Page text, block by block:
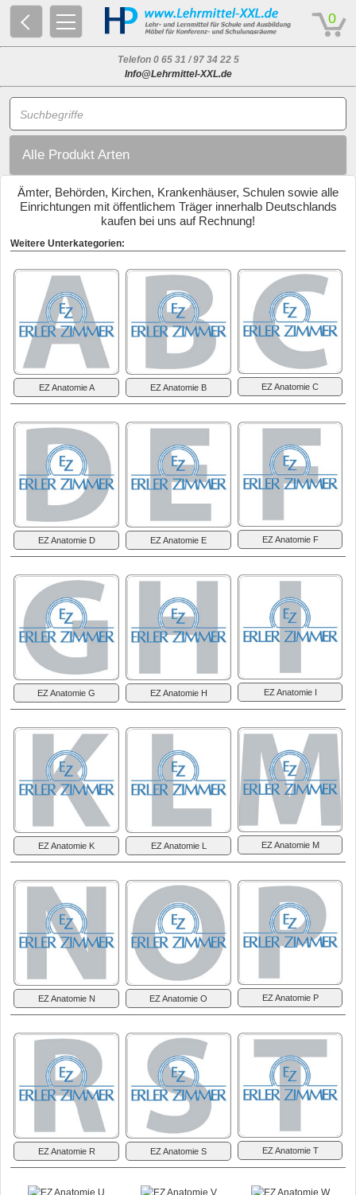
0
Telefon 0 65 31 / 97 34 22 5
Info@Lehrmittel-XXL.de
Alle Produkt Arten
Ämter, Behörden, Kirchen, Krankenhäuser, Schulen sowie alle
Einrichtungen mit öffentlichem Träger innerhalb Deutschlands
kaufen bei uns auf Rechnung!
Weitere Unterkategorien:
EZ Anatomie A EZ Anatomie B EZ Anatomie C
EZ Anatomie D EZ Anatomie E EZ Anatomie F
EZ Anatomie G EZ Anatomie H EZ Anatomie I
EZ Anatomie K EZ Anatomie L EZ Anatomie M
EZ Anatomie N EZ Anatomie O EZ Anatomie P
EZ Anatomie R EZ Anatomie S EZ Anatomie T
© 2026 - Based on eCommerce Engine xt:Commerce Shopsoftware